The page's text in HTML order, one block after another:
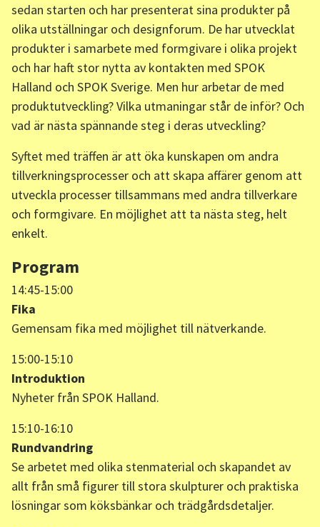
sedan starten och har presenterat sina produkter på
olika utställningar och designforum. De har utvecklat
produkter i samarbete med formgivare i olika projekt
och har haft stor nytta av kontakten med SPOK
Halland och SPOK Sverige. Men hur arbetar de med
produktutveckling? Vilka utmaningar står de inför? Och
vad är nästa spännande steg i deras utveckling?
Syftet med träffen är att öka kunskapen om andra
tillverkningsprocesser och att skapa affärer genom att
utveckla processer tillsammans med andra tillverkare
och formgivare. En möjlighet att ta nästa steg, helt
enkelt.
Program
14:45-15:00
Fika
Gemensam fika med möjlighet till nätverkande.
15:00-15:10
Introduktion
Nyheter från SPOK Halland.
15:10-16:10
Rundvandring
Se arbetet med olika stenmaterial och skapandet av
allt från små figurer till stora skulpturer och praktiska
lösningar som köksbänkar och trädgårdsdetaljer.